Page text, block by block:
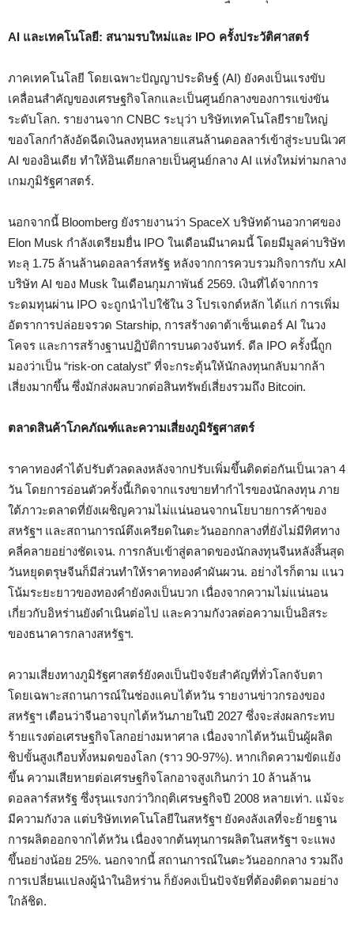
AI และเทคโนโลยี: สนามรบใหม่และ IPO ครั้งประวัติศาสตร์
ภาคเทคโนโลยี โดยเฉพาะปัญญาประดิษฐ์ (AI) ยังคงเป็นแรงขับ
เคลื่อนสำคัญของเศรษฐกิจโลกและเป็นศูนย์กลางของการแข่งขัน
ระดับโลก. รายงานจาก CNBC ระบุว่า บริษัทเทคโนโลยีรายใหญ่
ของโลกกำลังอัดฉีดเงินลงทุนหลายแสนล้านดอลลาร์เข้าสู่ระบบนิเวศ
AI ของอินเดีย ทำให้อินเดียกลายเป็นศูนย์กลาง AI แห่งใหม่ท่ามกลาง
เกมภูมิรัฐศาสตร์.
นอกจากนี้ Bloomberg ยังรายงานว่า SpaceX บริษัทด้านอวกาศของ
Elon Musk กำลังเตรียมยื่น IPO ในเดือนมีนาคมนี้ โดยมีมูลค่าบริษัท
ทะลุ 1.75 ล้านล้านดอลลาร์สหรัฐ หลังจากการควบรวมกิจการกับ xAI
บริษัท AI ของ Musk ในเดือนกุมภาพันธ์ 2569. เงินที่ได้จากการ
ระดมทุนผ่าน IPO จะถูกนำไปใช้ใน 3 โปรเจกต์หลัก ได้แก่ การเพิ่ม
อัตราการปล่อยจรวด Starship, การสร้างดาต้าเซ็นเตอร์ AI ในวง
โคจร และการสร้างฐานปฏิบัติการบนดวงจันทร์. ดีล IPO ครั้งนี้ถูก
มองว่าเป็น “risk-on catalyst” ที่จะกระตุ้นให้นักลงทุนกลับมากล้า
เสี่ยงมากขึ้น ซึ่งมักส่งผลบวกต่อสินทรัพย์เสี่ยงรวมถึง Bitcoin.
ตลาดสินค้าโภคภัณฑ์และความเสี่ยงภูมิรัฐศาสตร์
ราคาทองคำได้ปรับตัวลดลงหลังจากปรับเพิ่มขึ้นติดต่อกันเป็นเวลา 4
วัน โดยการอ่อนตัวครั้งนี้เกิดจากแรงขายทำกำไรของนักลงทุน ภาย
ใต้ภาวะตลาดที่ยังเผชิญความไม่แน่นอนจากนโยบายการค้าของ
สหรัฐฯ และสถานการณ์ตึงเครียดในตะวันออกกลางที่ยังไม่มีทิศทาง
คลี่คลายอย่างชัดเจน. การกลับเข้าสู่ตลาดของนักลงทุนจีนหลังสิ้นสุด
วันหยุดตรุษจีนก็มีส่วนทำให้ราคาทองคำผันผวน. อย่างไรก็ตาม แนว
โน้มระยะยาวของทองคำยังคงเป็นบวก เนื่องจากความไม่แน่นอน
เกี่ยวกับอิหร่านยังดำเนินต่อไป และความกังวลต่อความเป็นอิสระ
ของธนาคารกลางสหรัฐฯ.
ความเสี่ยงทางภูมิรัฐศาสตร์ยังคงเป็นปัจจัยสำคัญที่ทั่วโลกจับตา
โดยเฉพาะสถานการณ์ในช่องแคบไต้หวัน รายงานข่าวกรองของ
สหรัฐฯ เตือนว่าจีนอาจบุกไต้หวันภายในปี 2027 ซึ่งจะส่งผลกระทบ
ร้ายแรงต่อเศรษฐกิจโลกอย่างมหาศาล เนื่องจากไต้หวันเป็นผู้ผลิต
ชิปขั้นสูงเกือบทั้งหมดของโลก (ราว 90-97%). หากเกิดความขัดแย้ง
ขึ้น ความเสียหายต่อเศรษฐกิจโลกอาจสูงเกินกว่า 10 ล้านล้าน
ดอลลาร์สหรัฐ ซึ่งรุนแรงกว่าวิกฤติเศรษฐกิจปี 2008 หลายเท่า. แม้จะ
มีความกังวล แต่บริษัทเทคโนโลยีในสหรัฐฯ ยังคงลังเลที่จะย้ายฐาน
การผลิตออกจากไต้หวัน เนื่องจากต้นทุนการผลิตในสหรัฐฯ จะแพง
ขึ้นอย่างน้อย 25%. นอกจากนี้ สถานการณ์ในตะวันออกกลาง รวมถึง
การเปลี่ยนแปลงผู้นำในอิหร่าน ก็ยังคงเป็นปัจจัยที่ต้องติดตามอย่าง
ใกล้ชิด.